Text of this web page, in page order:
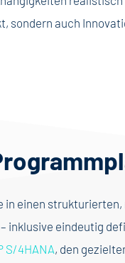
sondern auch
in einen
inklusive eindeutig
S/4HANA, den